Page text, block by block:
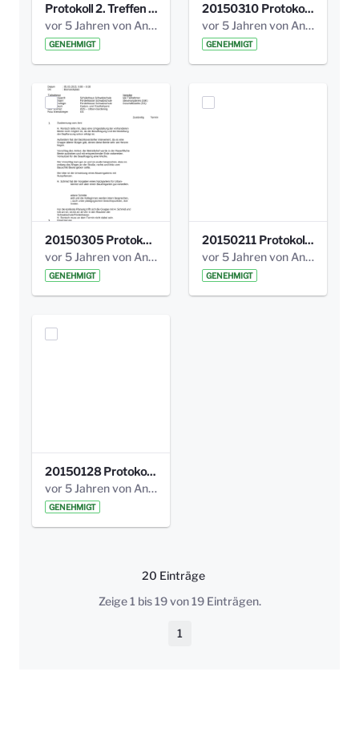
Protokoll 2. Treffen 20140315 AG Bismarckplatz.pdf
vor 5 Jahren von Anni Schlumberger
GENEHMIGT
20150310 Protokoll Bismarckplatz_UrbanG_02.pdf
vor 5 Jahren von Anni Schlumberger
GENEHMIGT
20150305 Protokoll Bismarckplatz _UrbanG_01.pdf
vor 5 Jahren von Anni Schlumberger
GENEHMIGT
20150211 Protokoll Bismarckplatz_Jugend_02b.pdf
vor 5 Jahren von Anni Schlumberger
GENEHMIGT
20150128 Protokoll Bismarckplatz_Jugend_01.pdf
vor 5 Jahren von Anni Schlumberger
GENEHMIGT
20 Einträge
Pro Seite
Zeige 1 bis 19 von 19 Einträgen.
Seite
1